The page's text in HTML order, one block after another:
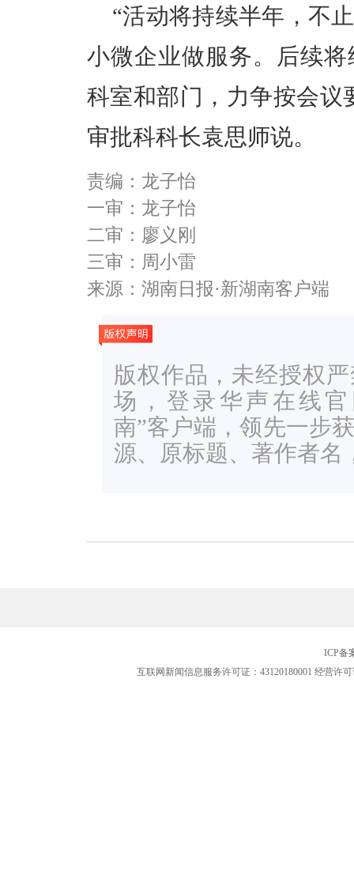
“活动将持续半年，不
小微企业做服务。后续
科室和部门，力争按会议
审批科科长袁思师说。
责编：龙子怡
一审：龙子怡
二审：廖义刚
三审：周小雷
来源：湖南日报·新湖南客户端
版权作品，未经授权
场，登录华声在线官
南”客户端，领先一步
源、原标题、著作者名
ICP备
互联网新闻信息服务许可证：43120180001 经营许可